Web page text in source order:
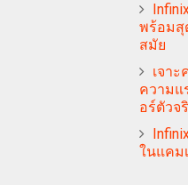
พร้อมสุ
สมัย
เจา
ความแ
อร์ตัวจ
ในแคม